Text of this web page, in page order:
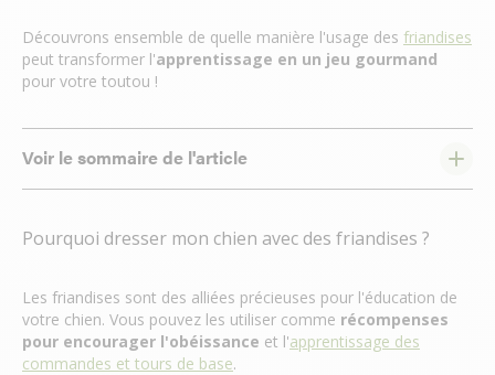
Découvrons ensemble de quelle manière l'usage des friandises
peut transformer l'apprentissage en un jeu gourmand
pour votre toutou !
Voir le sommaire de l'article
Pourquoi dresser mon chien avec des friandises ?
Les friandises sont des alliées précieuses pour l'éducation de
votre chien. Vous pouvez les utiliser comme récompenses
pour encourager l'obéissance et l'apprentissage des
commandes et tours de base.